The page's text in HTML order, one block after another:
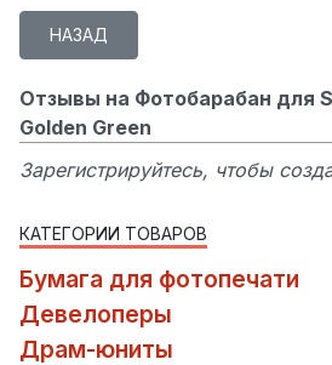
Отзывы на Фотобарабан для
Golden Green
Зарегистрируйтесь, чтобы
КАТЕГОРИИ ТОВАРОВ
Бумага для фотопечати
Девелоперы
Драм-юниты